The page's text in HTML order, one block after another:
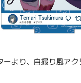
ーより、自撮り風ア